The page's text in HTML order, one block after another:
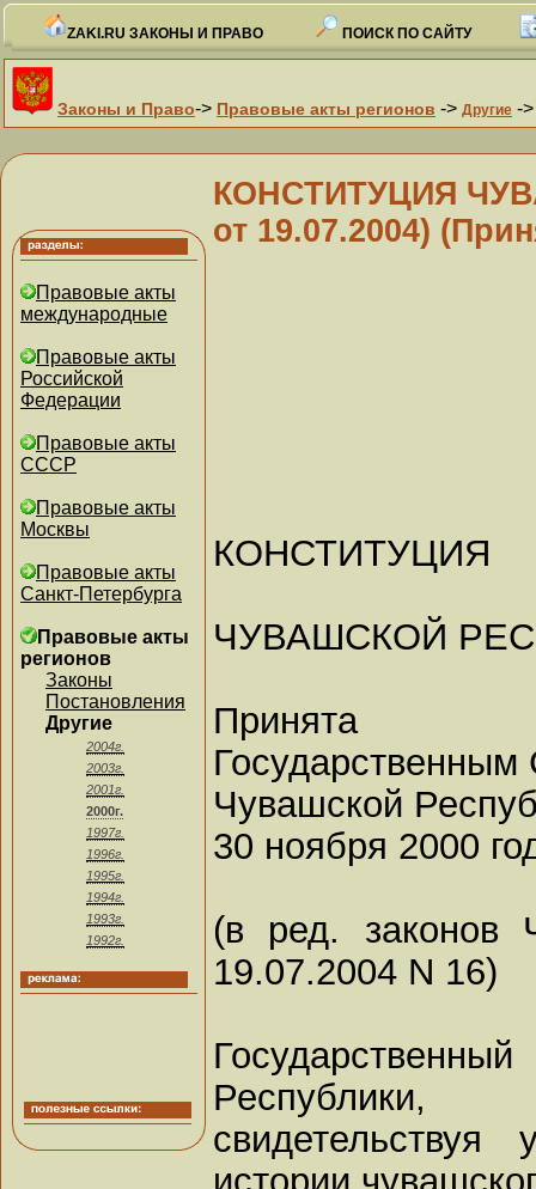
ZAKI.RU ЗАКОНЫ И ПРАВО ПОИСК ПО САЙТУ
Законы и Право-> Правовые акты регионов -> Другие -
Правовые акты
международные
Правовые акты
Российской
Федерации
Правовые акты
СССР
Правовые акты
Москвы
Правовые акты
Санкт-Петербурга
Правовые акты
регионов
Законы
Постановления
Другие
2004г.
2003г.
2001г.
2000г.
1997г.
1996г.
1995г.
1994г.
1993г.
1992г.
КОНСТИТУЦИЯ
от 19.07.2004)
КОНСТИТУЦИЯ
ЧУВАШСКОЙ
Принята
Государственным
Чувашской
30 ноября 2000
(в ред.
19.07.2004 N 16)
Республики,
свидетельствуя
истории